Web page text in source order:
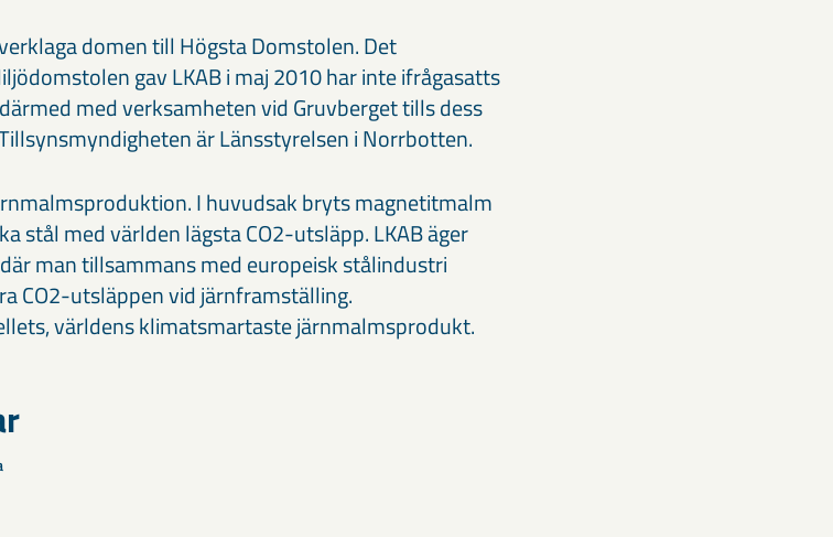
domen till Högsta Domstolen. Det
gav LKAB i maj 2010 har inte ifrågasatts
med verksamheten vid Gruvberget tills dess
är Länsstyrelsen i Norrbotten.
I huvudsak bryts magnetitmalm
stål med världen lägsta CO2-utsläpp. LKAB äger
man tillsammans med europeisk stålindustri
CO2-utsläppen vid järnframställing.
världens klimatsmartaste järnmalmsprodukt.